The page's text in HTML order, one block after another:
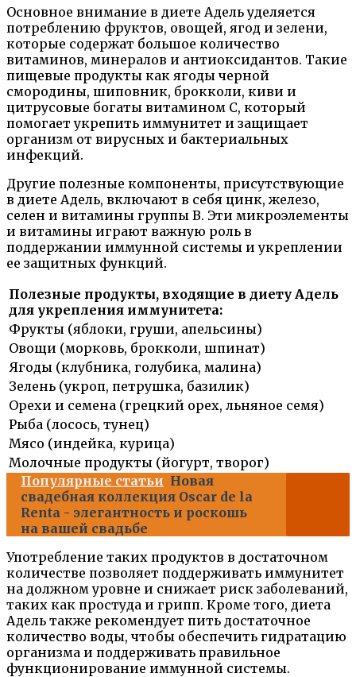
Основное внимание в диете Адель уделяется
потреблению фруктов, овощей, ягод и зелени,
которые содержат большое количество
витаминов, минералов и антиоксидантов. Такие
пищевые продукты как ягоды черной
смородины, шиповник, брокколи, киви и
цитрусовые богаты витамином С, который
помогает укрепить иммунитет и защищает
организм от вирусных и бактериальных
инфекций.
Другие полезные компоненты, присутствующие
в диете Адель, включают в себя цинк, железо,
селен и витамины группы В. Эти микроэлементы
и витамины играют важную роль в
поддержании иммунной системы и укреплении
ее защитных функций.
Полезные продукты, входящие в диету Адель
для укрепления иммунитета:
Фрукты (яблоки, груши, апельсины)
Овощи (морковь, брокколи, шпинат)
Ягоды (клубника, голубика, малина)
Зелень (укроп, петрушка, базилик)
Орехи и семена (грецкий орех, льняное семя)
Рыба (лосось, тунец)
Мясо (индейка, курица)
Молочные продукты (йогурт, творог)
Популярные статьи Новая
свадебная коллекция Oscar de la
Renta - элегантность и роскошь
на вашей свадьбе
Употребление таких продуктов в достаточном
количестве позволяет поддерживать иммунитет
на должном уровне и снижает риск заболеваний,
таких как простуда и грипп. Кроме того, диета
Адель также рекомендует пить достаточное
количество воды, чтобы обеспечить гидратацию
организма и поддерживать правильное
функционирование иммунной системы.